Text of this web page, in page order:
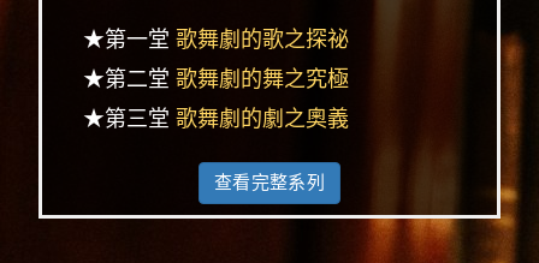
★第一堂 歌舞劇的歌之探祕
★第二堂 歌舞劇的舞之究極
★第三堂 歌舞劇的劇之奧義
查看完整系列